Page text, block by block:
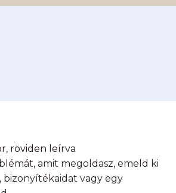
röviden leírva
amit megoldasz, emeld ki
bizonyítékaidat vagy egy